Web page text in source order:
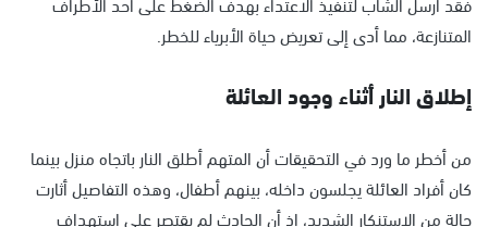
المتنازعة، مما أدى إلى تعريض حياة الأبرياء للخطر.
إطلاق النار أثناء وجود العائلة
من أخطر ما ورد في التحقيقات أن المتهم أطلق النار باتجاه منزل بينما
كان أفراد العائلة يجلسون داخله، بينهم أطفال، وهذه التفاصيل أثارت
حالة من الاستنكار الشديد، إذ أن الحادث لم يقتصر على استهداف